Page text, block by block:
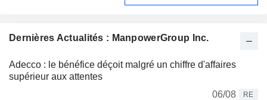
Dernières Actualités : ManpowerGroup Inc.
Adecco : le bénéfice déçoit malgré un chiffre d'affaires
supérieur aux attentes
06/08
RE